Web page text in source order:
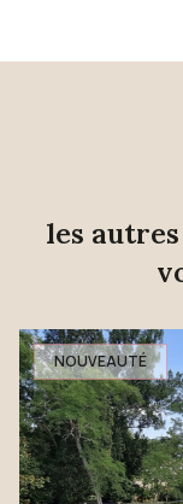
les
NOUVEAUTÉ